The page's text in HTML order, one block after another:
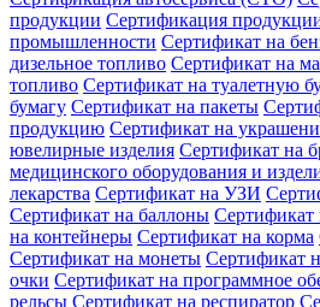
продукции Сертификация
промышленности Сертификат на
дизельное топливо Сертификат на
топливо Сертификат на туалетную
бумагу Сертификат на пакеты
продукцию Сертификат на
ювелирные изделия Сертификат на
медицинского оборудования и
лекарства Сертификат на УЗИ
Сертификат на баллоны Сертификат
на контейнеры Сертификат на корма
Сертификат на монеты Сертификат
очки Сертификат на программное
рельсы Сертификат на респиратор